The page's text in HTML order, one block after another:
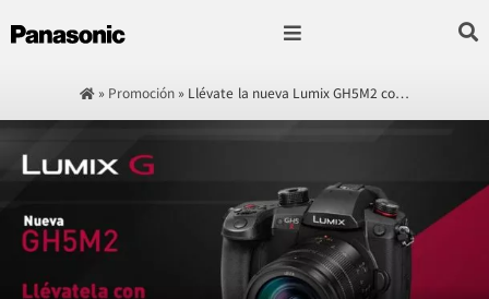
» Promoción » Llévate la nueva Lumix GH5M2 co…